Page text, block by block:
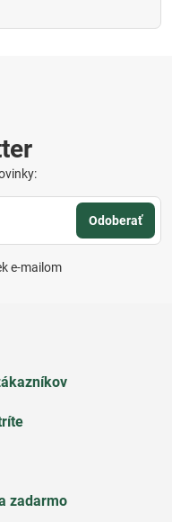
Odoberať
e-mailom
zadarmo